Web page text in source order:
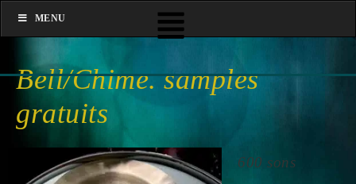
Bell/Chime. samples
gratuits
600 sons
MENU